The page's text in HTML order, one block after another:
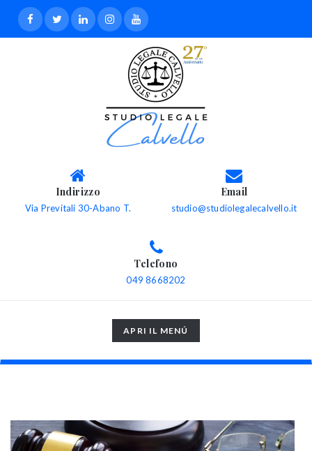
Indirizzo
Via Previtali 30-Abano T.
Email
studio@studiolegalecalvello.it
Telefono
049 8668202
TOGGLE
NAVIGATION
APRI IL MENÚ